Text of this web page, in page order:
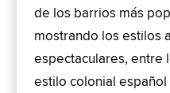
de los barrios más
mostrando los estilos
espectaculares, entre
estilo colonial